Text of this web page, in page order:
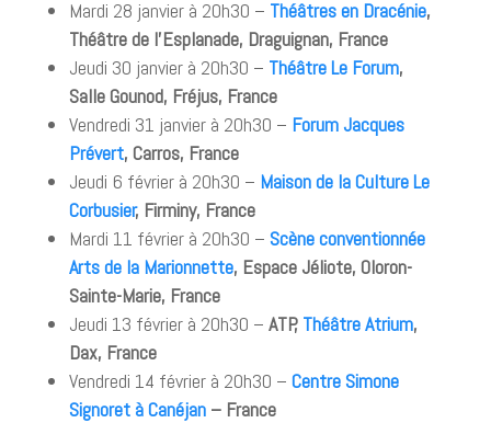
Mardi 28 janvier à 20h30 – Théâtres en Dracénie,
Théâtre de l’Esplanade, Draguignan, France
Jeudi 30 janvier à 20h30 – Théâtre Le Forum,
Salle Gounod, Fréjus, France
Vendredi 31 janvier à 20h30 – Forum Jacques
Prévert, Carros, France
Jeudi 6 février à 20h30 – Maison de la Culture Le
Corbusier, Firminy, France
Mardi 11 février à 20h30 – Scène conventionnée
Arts de la Marionnette, Espace Jéliote, Oloron-
Sainte-Marie, France
Jeudi 13 février à 20h30 – ATP, Théâtre Atrium,
Dax, France
Vendredi 14 février à 20h30 – Centre Simone
Signoret à Canéjan– France